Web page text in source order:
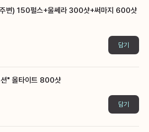
주변) 150펄스+울쎄라 300샷+써마지 600샷
담기
" 올타이트 800샷
담기